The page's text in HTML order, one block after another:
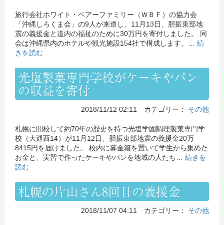
旅行会社ホワイト・ベアーファミリー（ＷＢＦ）の協力会
「沖縄しろくま会」の9人が来道し、11月13日、胆振東部地
震の義援金と道内の福祉のために30万円を寄付しました。 同
会は沖縄県内のホテルや観光施設154社で構成します。… 続
きを読む
光塩製菓専門学校がケーキやパン
の収益を寄付
2018/11/12 02:11 カテゴリー： その他
札幌に開校して約70年の歴史を持つ光塩学園調理製菓専門学
校（大通西14）が11月12日、胆振東部地震の義援金20万
8415円を届けました。 校内に募金箱を置いて学生から集めた
お金と、実習で作ったケーキやパンを地域の人たち… 続きを
読む
札幌の片山さん8回目の義援金
2018/11/07 04:11 カテゴリー： その他